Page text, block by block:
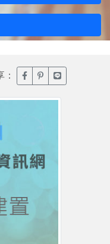
： 臉書分享(另開新視窗)
噗浪分享(另開新
Line分享(另